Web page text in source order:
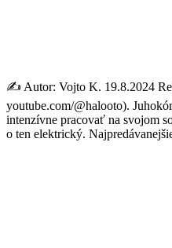
✍️ Autor: Vojto K. 19.8.2024
youtube.com/@halooto).
intenzívne pracovať na svojom
o ten elektrický.